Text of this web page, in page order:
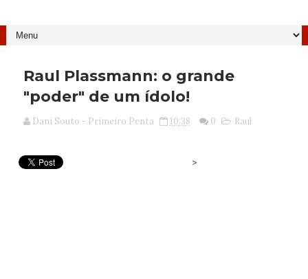
Raul Plassmann: o grande
"poder" de um ídolo!
Dani Souto - Primeiro Penta 10:38 0 Raul
>